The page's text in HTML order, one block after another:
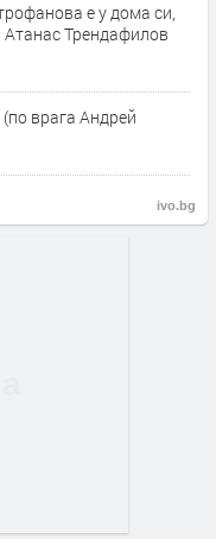
е у дома си,
Атанас Трендафилов
врага Андрей
ivo.bg